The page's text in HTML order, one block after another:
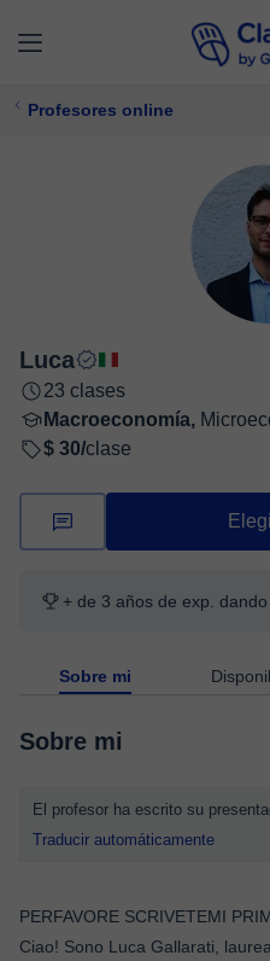
Profesores online
Luca
23 clases
Macroeconomía,
$ 30/clase
+ de 3 años de exp.
Sobre mi
Sobre mi
El profesor ha escrito su
Traducir automáticamente
PERFAVORE SCRIVETEMI
Ciao! Sono Luca Gallarati,